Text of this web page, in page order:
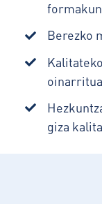
Berezko
oinarritua
giza